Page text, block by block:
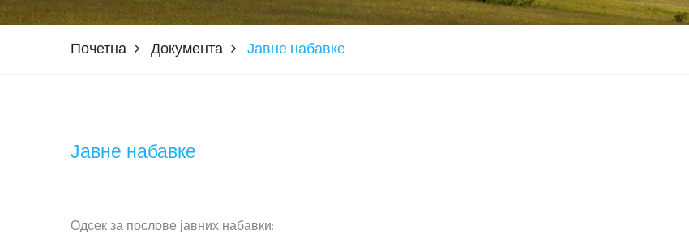
Почетна Документа Јавне набавке
Јавне набавке
Одсек за послове јавних набавки: